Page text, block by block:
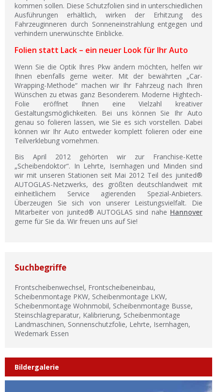
kommen sollen. Diese Schutzfolien sind in unterschiedlichen
Ausführungen erhältlich, wirken der Erhitzung des
Fahrzeuginneren durch Sonneneinstrahlung entgegen und
verhindern unerwünschte Einblicke.
Folien statt Lack – ein neuer Look für Ihr Auto
Wenn Sie die Optik Ihres Pkw ändern möchten, helfen wir
Ihnen ebenfalls gerne weiter. Mit der bewährten „Car-
Wrapping-Methode“ machen wir Ihr Fahrzeug nach Ihren
Wünschen zu etwas ganz Besonderem. Moderne Hightech-
Folie eröffnet Ihnen eine Vielzahl kreativer
Gestaltungsmöglichkeiten. Bei uns können Sie Ihr Auto
genau so folieren lassen, wie Sie es sich vorstellen. Dabei
können wir Ihr Auto entweder komplett folieren oder eine
Teilverklebung vornehmen.
Bis April 2012 gehörten wir zur Franchise-Kette
„Scheibendoktor“. In Lehrte, Isernhagen und Minden sind
wir mit unseren Stationen seit Mai 2012 Teil des junited®
AUTOGLAS-Netzwerks, des größten deutschlandweit mit
einheitlichem Service agierenden Spezial-Anbieters.
Überzeugen Sie sich von unserer Leistungsvielfalt. Die
Mitarbeiter von junited® AUTOGLAS sind nahe Hannover
gerne für Sie da. Wir freuen uns auf Sie!
Suchbegriffe
Frontscheibenwechsel, Frontscheibeneinbau,
Scheibenmontage PKW, Scheibenmontage LKW,
Scheibenmontage Wohnmobil, Scheibenmontage Busse,
Steinschlagreparatur, Kalibrierung, Scheibenmontage
Landmaschinen, Sonnenschutzfolie, Lehrte, Isernhagen,
Wedemark Essen
Bildergalerie